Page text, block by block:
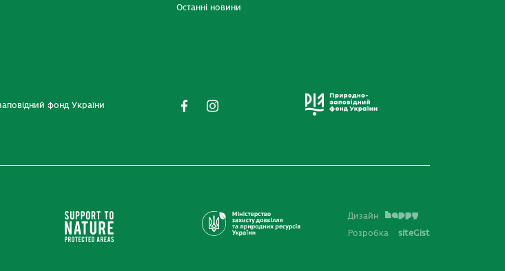
Останні новини
фонд України
Дизайн
Розробка
siteGist